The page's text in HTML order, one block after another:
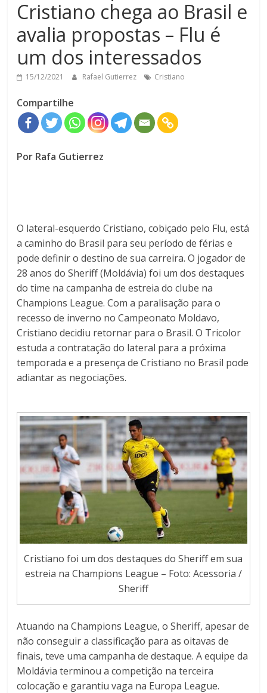
Cristiano chega ao Brasil e
avalia propostas – Flu é
um dos interessados
15/12/2021 Rafael Gutierrez Cristiano
Compartilhe
Por Rafa Gutierrez
O lateral-esquerdo Cristiano, cobiçado pelo Flu, está
a caminho do Brasil para seu período de férias e
pode definir o destino de sua carreira. O jogador de
28 anos do Sheriff (Moldávia) foi um dos destaques
do time na campanha de estreia do clube na
Champions League. Com a paralisação para o
recesso de inverno no Campeonato Moldavo,
Cristiano decidiu retornar para o Brasil. O Tricolor
estuda a contratação do lateral para a próxima
temporada e a presença de Cristiano no Brasil pode
adiantar as negociações.
Cristiano foi um dos destaques do Sheriff em sua
estreia na Champions League – Foto: Acessoria /
Sheriff
Atuando na Champions League, o Sheriff, apesar de
não conseguir a classificação para as oitavas de
finais, teve uma campanha de destaque. A equipe da
Moldávia terminou a competição na terceira
colocação e garantiu vaga na Europa League.